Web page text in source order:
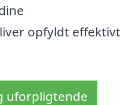
opfyldt effektivt
uforpligtende